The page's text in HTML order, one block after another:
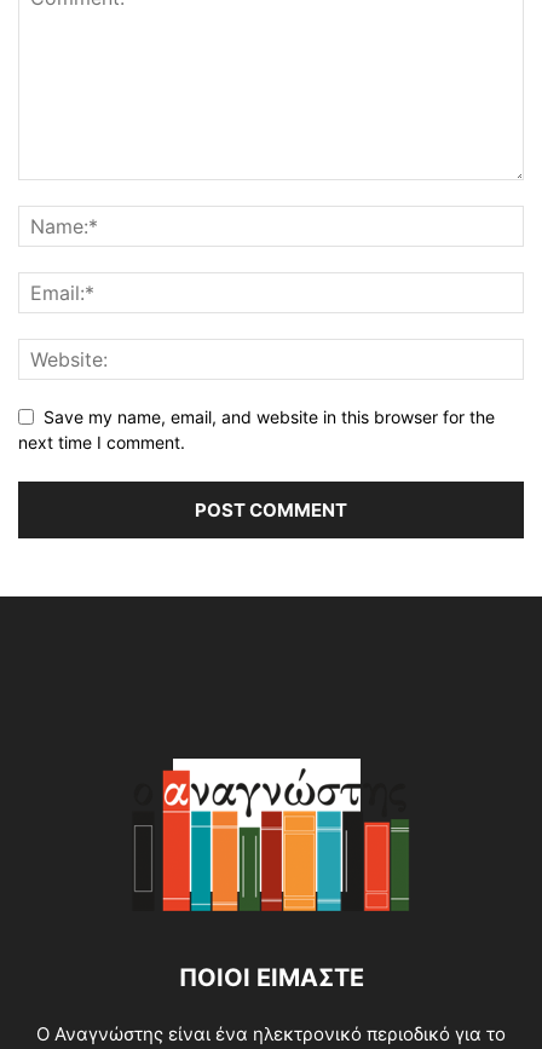
Save my name, email, and website in this browser for the
next time I comment.
ΠΟΙΟΙ ΕΙΜΑΣΤΕ
O Αναγνώστης είναι ένα ηλεκτρονικό περιοδικό για το